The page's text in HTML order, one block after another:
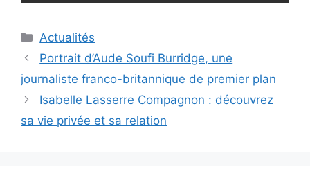
Catégories
Actualités
Portrait d’Aude Soufi Burridge, une
journaliste franco-britannique de premier plan
Isabelle Lasserre Compagnon : découvrez
sa vie privée et sa relation